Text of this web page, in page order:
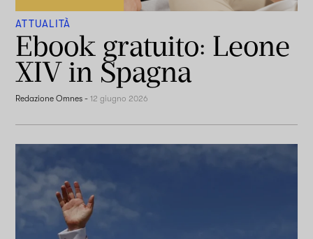
ATTUALITÀ
Ebook gratuito: Leone
XIV in Spagna
Redazione Omnes -12 giugno 2026